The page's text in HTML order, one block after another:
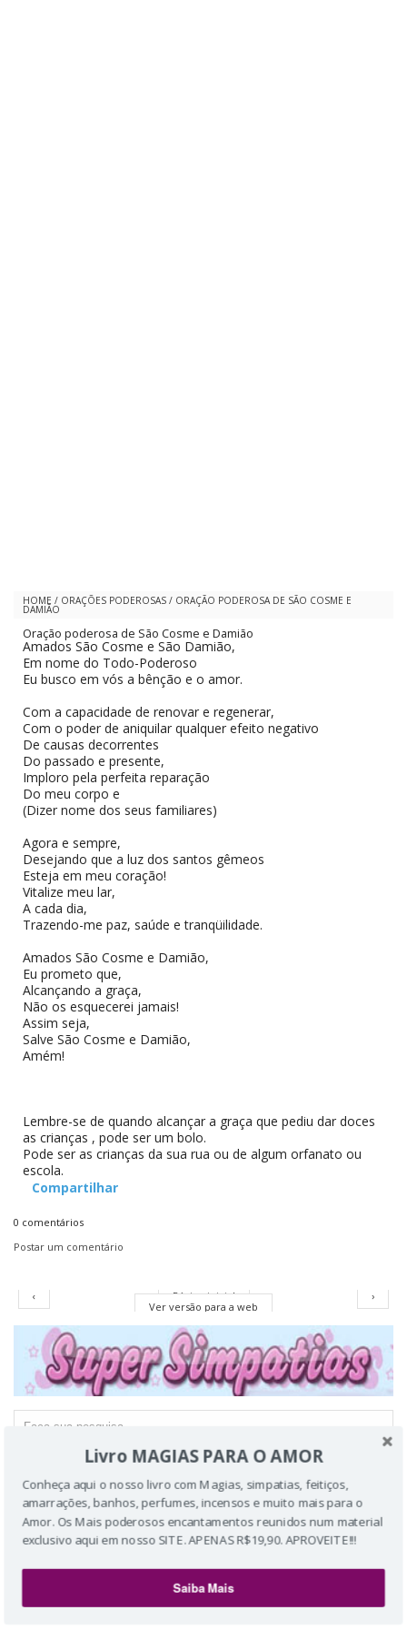
HOME / ORAÇÕES PODEROSAS / ORAÇÃO PODEROSA DE SÃO COSME E
DAMIÃO
Oração poderosa de São Cosme e Damião
Amados São Cosme e São Damião,
Em nome do Todo-Poderoso
Eu busco em vós a bênção e o amor.
Com a capacidade de renovar e regenerar,
Com o poder de aniquilar qualquer efeito negativo
De causas decorrentes
Do passado e presente,
Imploro pela perfeita reparação
Do meu corpo e
(Dizer nome dos seus familiares)
Agora e sempre,
Desejando que a luz dos santos gêmeos
Esteja em meu coração!
Vitalize meu lar,
A cada dia,
Trazendo-me paz, saúde e tranqüilidade.
Amados São Cosme e Damião,
Eu prometo que,
Alcançando a graça,
Não os esquecerei jamais!
Assim seja,
Salve São Cosme e Damião,
Amém!
Lembre-se de quando alcançar a graça que pediu dar doces
as crianças , pode ser um bolo.
Pode ser as crianças da sua rua ou de algum orfanato ou
escola.
Compartilhar
0 comentários
Postar um comentário
‹ ›
Página inicial
Ver versão para a web
Livro MAGIAS PARA O AMOR
Conheça aqui o nosso livro com Magias, simpatias, feitiços,
amarrações, banhos, perfumes, incensos e muito mais para o
Amor. Os Mais poderosos encantamentos reunidos num material
exclusivo aqui em nosso SITE. APENAS R$19,90. APROVEITE!!!
Saiba Mais